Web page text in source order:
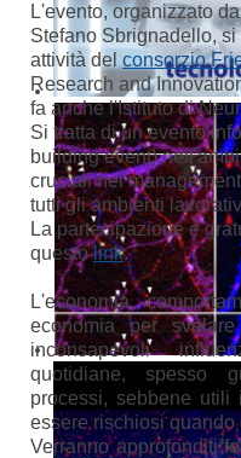
L'evento, organizzato
Stefano Sbrignadello,
attività del consorzio
Research and
fa anche l'Istituto di
Si tratta di un evento
building event)
cruciali nel
tutti gli ambienti
La partecipazione è
questolink.
L'economia
economia per
inconsapevoli
quotidiane, spesso
processi, sebbene utili
essere rischiosi quando
Verranno approfonditi